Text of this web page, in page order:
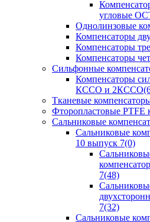
угловые
Однолинзовые
Компенсаторы
Компенсаторы
Компенсаторы
Сильфонные
Компенсаторы
КССО и 2КССО
Тканевые
Фторопластовые PTFE
Сальниковые
Сальниковые
10 выпуск 7(0)
7(48)
7(32)
Сальниковые